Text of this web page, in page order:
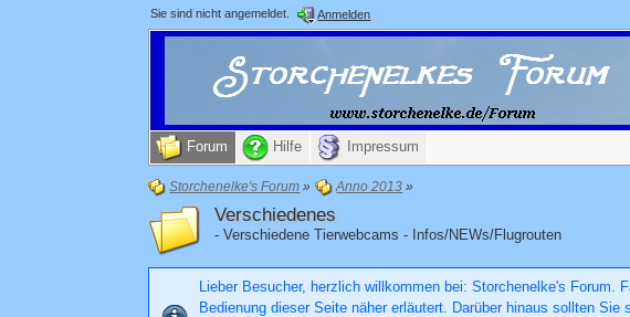
Sie sind nicht angemeldet. Anmelden
Forum Hilfe Impressum
Storchenelke's Forum » Anno 2013 »
Verschiedenes
- Verschiedene Tierwebcams - Infos/NEWs/Flugrouten
Lieber Besucher, herzlich willkommen bei: Storchenelke's
Bedienung dieser Seite näher erläutert. Darüber hinaus sollten